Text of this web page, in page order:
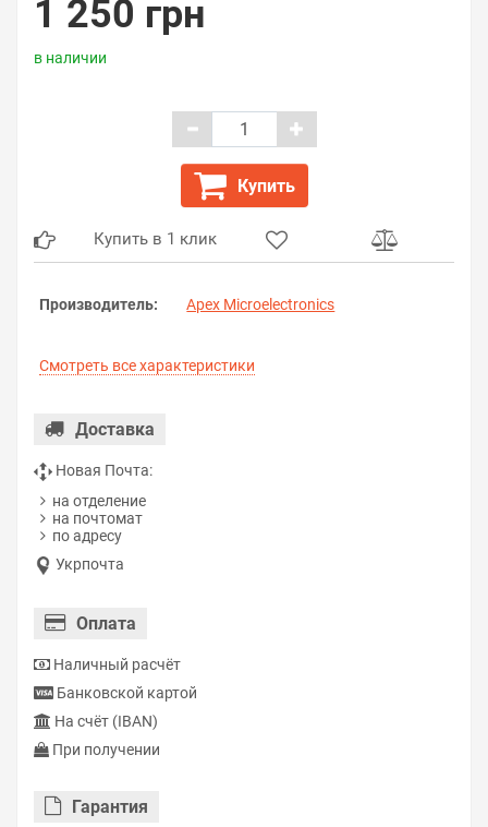
1 250 грн
в наличии
Купить
Купить в 1 клик
Производитель: Apex Microelectronics
Смотреть все характеристики
Доставка
Новая Почта:
на отделение
на почтомат
по адресу
Укрпочта
Оплата
Наличный расчёт
Банковской картой
На счёт (IBAN)
При получении
Гарантия